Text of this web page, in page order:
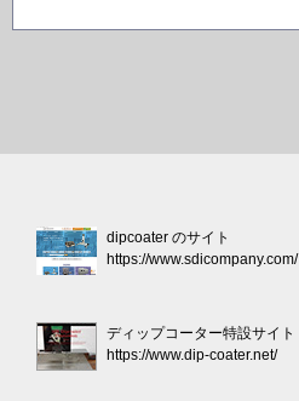
dipcoater のサイト
https://www.sdicompany.com/
ディップコーター特設サイト
https://www.dip-coater.net/